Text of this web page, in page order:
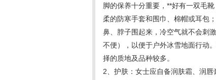
脚的保养十分重要，**好有一双毛
柔的防寒手套和围巾、棉帽或耳包
鼻、脖子围起来，冷空气就不会刺
不便），以便于户外冰雪地面行动
择的质地及品种较多。
2、护肤：女士应自备润肤霜、润